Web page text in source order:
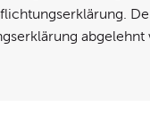
abgelehnt